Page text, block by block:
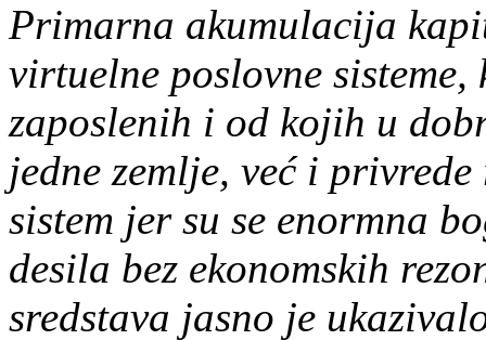
Primarna akumulacija
virtuelne poslovne
zaposlenih i od kojih u
jedne zemlje, već i
sistem jer su se enormna
desila bez ekonomskih
sredstava jasno je